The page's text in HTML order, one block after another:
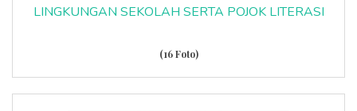
LINGKUNGAN SEKOLAH SERTA POJOK LITERASI
(16 Foto)